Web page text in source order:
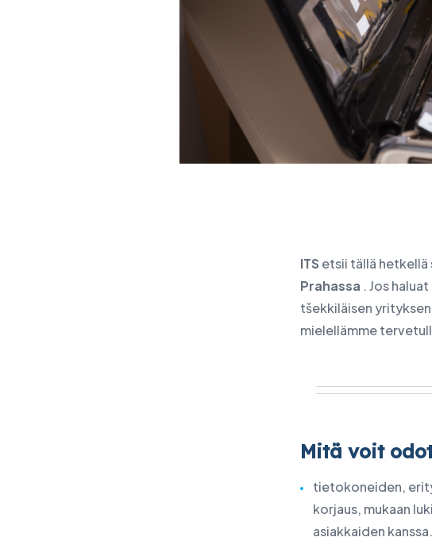
ITS etsii tällä hetkellä
Prahassa . Jos
tšekkiläisen
mielellämme
Mitä voit
tietokoneiden,
korjaus, mukaan
asiakkaiden kanssa.